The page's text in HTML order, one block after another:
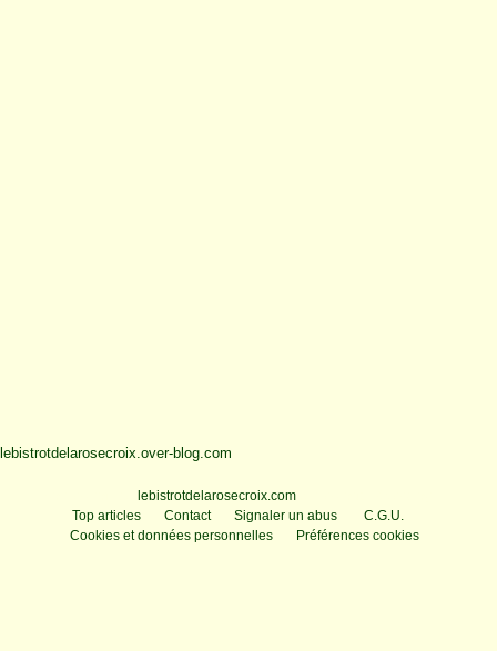
lebistrotdelarosecroix.over-blog.com
lebistrotdelarosecroix.com
Top articles
Contact Signaler un abus
C.G.U.
Cookies et données personnelles
Préférences cookies